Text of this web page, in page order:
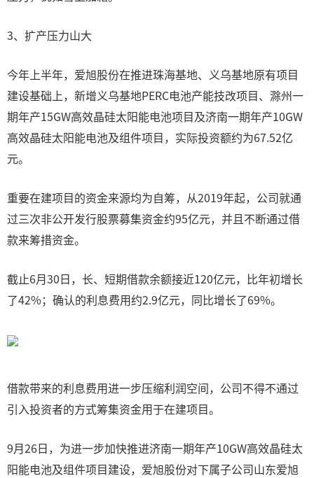
3、扩产压力山大
今年上半年，爱旭股份在推进珠海基地、义乌基地原有项目
建设基础上，新增义乌基地PERC电池产能技改项目、滁州一
期年产15GW高效晶硅太阳能电池项目及济南一期年产10GW
高效晶硅太阳能电池及组件项目，实际投资额约为67.52亿
元。
重要在建项目的资金来源均为自筹，从2019年起，公司就通
过三次非公开发行股票募集资金约95亿元，并且不断通过借
款来筹措资金。
截止6月30日，长、短期借款余额接近120亿元，比年初增长
了42%；确认的利息费用约2.9亿元，同比增长了69%。
借款带来的利息费用进一步压缩利润空间，公司不得不通过
引入投资者的方式筹集资金用于在建项目。
9月26日，为进一步加快推进济南一期年产10GW高效晶硅太
阳能电池及组件项目建设，爱旭股份对下属子公司山东爱旭